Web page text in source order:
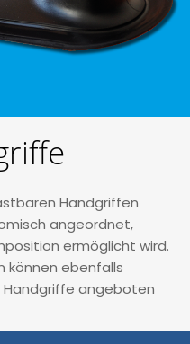
Handgriffen
angeordnet,
ermöglicht wird.
können ebenfalls
angeboten